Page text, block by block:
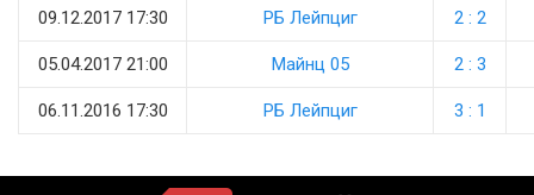
09.12.2017 17:30 РБ Лейпциг 2 : 2
05.04.2017 21:00 Майнц 05 2 : 3
06.11.2016 17:30 РБ Лейпциг 3 : 1